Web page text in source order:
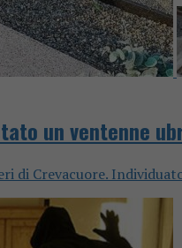
un ventenne
di Crevacuore.